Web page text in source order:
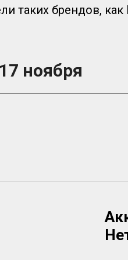
таких брендов,
17 ноября